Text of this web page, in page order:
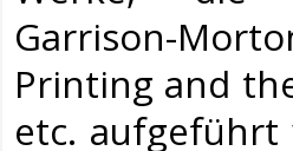
Garrison-
Printing and
etc. aufgeführt